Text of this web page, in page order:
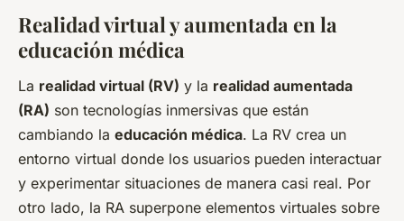
Realidad virtual y aumentada en la
educación médica
La realidad virtual (RV) y la realidad aumentada
(RA) son tecnologías inmersivas que están
cambiando la educación médica. La RV crea un
entorno virtual donde los usuarios pueden interactuar
y experimentar situaciones de manera casi real. Por
otro lado, la RA superpone elementos virtuales sobre